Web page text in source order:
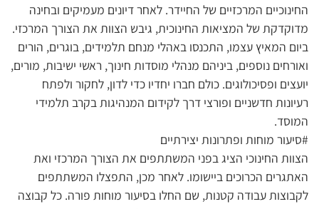
החינוכיים המרכזיים של החיידר. לאחר דיונים מעמיקים ובחינה
מדוקדקת של המציאות החינוכית, גיבש הצוות את הצורך המרכזי.
ביום המאיץ עצמו, התכנסו באהלי מנחם תלמידים, בוגרים, הורים
ואורחים נוספים, ביניהם מנהלי מוסדות חינוך, ראשי ישיבות, מורים,
יועצים ופסיכולוגים. כולם חברו יחדיו כדי לדון, לחקור ולפתח
רעיונות חדשניים ופורצי דרך לקידום המנהיגות בקרב תלמידי
המוסד.
#סיעור מוחות ופתרונות יצירתיים
הצוות החינוכי הציג בפני המשתתפים את הצורך המרכזי ואת
האתגרים הכרוכים ביישומו. לאחר מכן, התפצלו המשתתפים
לקבוצות עבודה קטנות, שם החלו בסיעור מוחות פורה. כל קבוצה